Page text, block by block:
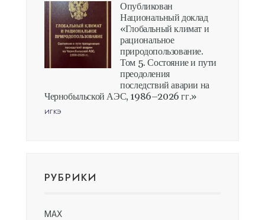
Опубликован
Национальный доклад
«Глобальный климат и
рациональное
природопользование.
Том 5. Состояние и пути
преодоления
последствий аварии на
Чернобыльской АЭС, 1986–2026 гг.»
ИГКЭ
РУБРИКИ
MAX